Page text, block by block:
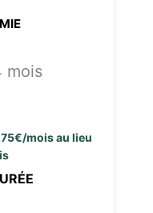
mois
mois au lieu